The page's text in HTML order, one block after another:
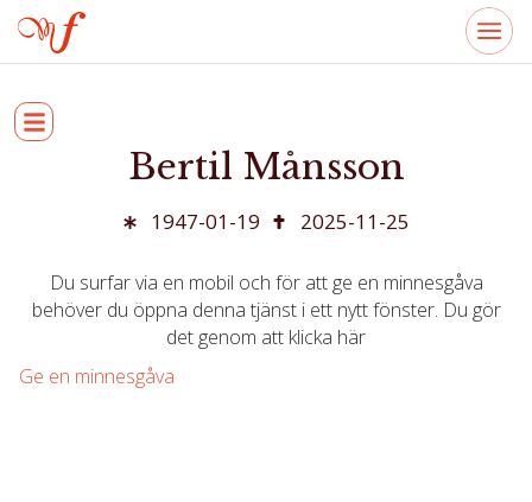
Bertil Månsson
1947-01-19 2025-11-25
Du surfar via en mobil och för att ge en minnesgåva
behöver du öppna denna tjänst i ett nytt fönster. Du gör
det genom att klicka här
Ge en minnesgåva